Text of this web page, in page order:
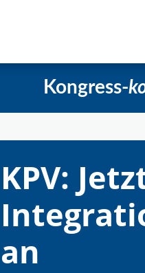
Kongress-
KPV:
an